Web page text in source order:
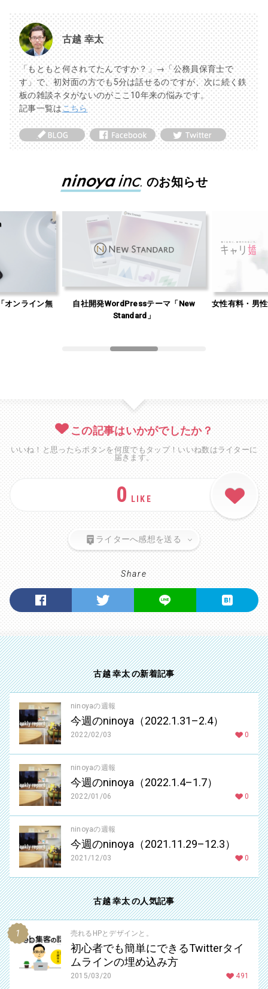
古越 幸太
「もともと何されてたんですか？」→「公務員保育士で
す」で、初対面の方でも5分は話せるのですが、次に続く鉄
板の雑談ネタがないのがここ10年来の悩みです。
記事一覧はこちら
のお知らせ
ーマ「New
女性有料・男性無料の婚活サイト「キャ
リ婚」
Web集客の
この記事はいかがでしたか？
いいね！と思ったらボタンを何度でもタップ！いいね数はライターに
届きます。
0 LIKE
ライターへ感想を送る
Share
古越 幸太 の新着記事
ninoyaの週報
今週のninoya（2022.1.31–2.4）
2022/02/03 0
ninoyaの週報
今週のninoya（2022.1.4–1.7）
2022/01/06 0
ninoyaの週報
今週のninoya（2021.11.29–12.3）
2021/12/03 0
古越 幸太 の人気記事
売れるHPとデザインと。
初心者でも簡単にできるTwitterタイ
ムラインの埋め込み方
2015/03/20 491